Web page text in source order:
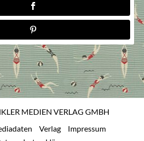
MEDIEN VERLAG GMBH
Verlag
Impressum